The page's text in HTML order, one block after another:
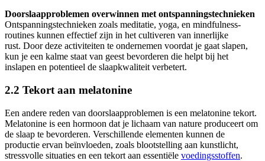
Doorslaapproblemen overwinnen met ontspanningstechnieken
Ontspanningstechnieken zoals meditatie, yoga, en mindfulness-
routines kunnen effectief zijn in het cultiveren van innerlijke
rust. Door deze activiteiten te ondernemen voordat je gaat slapen,
kun je een kalme staat van geest bevorderen die helpt bij het
inslapen en potentieel de slaapkwaliteit verbetert.
2.2 Tekort aan melatonine
Een andere reden van doorslaapproblemen is een melatonine tekort.
Melatonine is een hormoon dat je lichaam van nature produceert om
de slaap te bevorderen. Verschillende elementen kunnen de
productie ervan beïnvloeden, zoals blootstelling aan kunstlicht,
stressvolle situaties en een tekort aan essentiële voedingsstoffen.